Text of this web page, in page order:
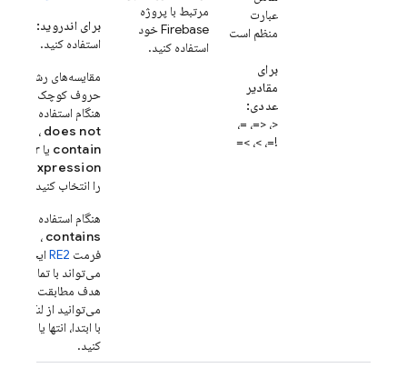
عبارت
منظم است
برای
مقادیر
عددی:
<، <=، =،
!=، >، >=
مرتبط با پروژه
Firebase خود
استفاده کنید.
برای اندروید:
استفاده کنید.
مقایسه‌های رشته‌ای
حروف کوچک و
هنگام استفاده از
، does not
contain یا
expression
را انتخاب کنید.
هنگام استفاده از
contains ،
فرمت RE2 ایجاد
می‌تواند با تمام یا
هدف مطابقت داشته
می‌توانید از لنگرهای
با ابتدا، انتها یا کل
کنید.